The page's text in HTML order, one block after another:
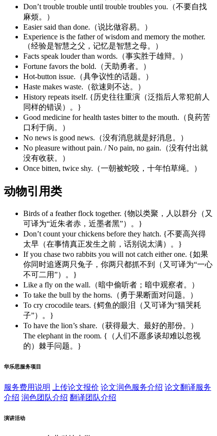
Don’t trouble trouble until trouble troubles you.（不要自找
麻烦。）
Easier said than done.（说比做容易。）
Experience is the father of wisdom and memory the mother.
（经验是智慧之父，记忆是智慧之母。）
Facts speak louder than words.（事实胜于雄辩。）
Fortune favors the bold.（天助勇者。）
Hot-button issue.（具争议性的话题。）
Haste makes waste.（欲速则不达。）
History repeats itself. {历史往往重演（泛指后人常犯前人
同样的错误）。}
Good medicine for health tastes bitter to the mouth.（良药苦
口利于病。）
No news is good news.（没有消息就是好消息。）
No pleasure without pain. / No pain, no gain.（没有付出就
没有收获。）
Once bitten, twice shy.（一朝被蛇咬，十年怕草绳。）
动物引用类
Birds of a feather flock together. {物以类聚，人以群分（又
可译为“近朱者赤，近墨者黑”）。}
Don’t count your chickens before they hatch. {不要高兴得
太早（在事情真正发生之前，话别说太满）。}
If you chase two rabbits you will not catch either one. {如果
你同时追逐两只兔子，你两只都抓不到（又可译为“一心
不可二用”）。}
Like a fly on the wall.（暗中偷听者；暗中观察者。）
To take the bull by the horns.（勇于果断面对问题。）
To cry crocodile tears. {鳄鱼的眼泪（又可译为“猫哭耗
子”）。}
To have the lion’s share.（获得最大、最好的那份。）
The elephant in the room. {（人们不愿多谈却难以忽视
的）棘手问题。}
华乐思服务项目
服务费用说明 上传论文报价 论文润色服务介绍 论文翻译服务
介绍 润色团队介绍 翻译团队介绍
演讲活动